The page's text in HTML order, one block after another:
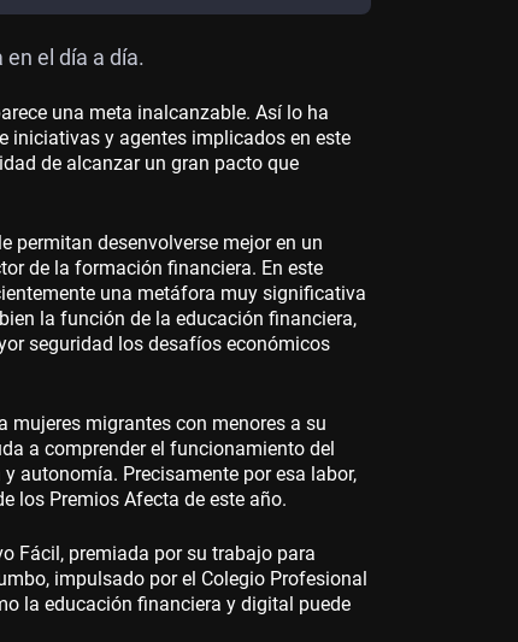
el día a día.
una meta inalcanzable. Así lo ha
iniciativas y agentes implicados en este
de alcanzar un gran pacto que
permitan desenvolverse mejor en un
de la formación financiera. En este
una metáfora muy significativa
la función de la educación financiera,
seguridad los desafíos económicos
mujeres migrantes con menores a su
a comprender el funcionamiento del
autonomía. Precisamente por esa labor,
los Premios Afecta de este año.
Fácil, premiada por su trabajo para
impulsado por el Colegio Profesional
la educación financiera y digital puede